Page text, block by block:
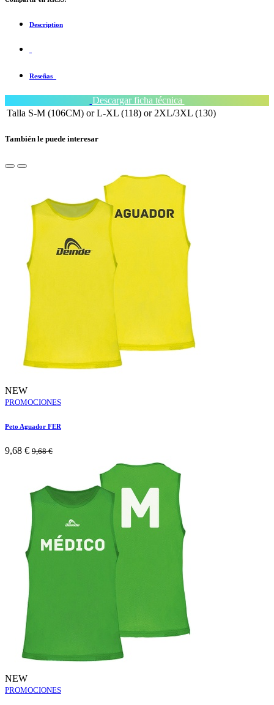
Description
Reseñas
Descargar ficha técnica
Talla S-M (106CM) orL-XL (118) or 2XL/3XL (130)
También le puede interesar
NEW
PROMOCIONES
Peto Aguador FER
9,68 € 9,68€
NEW
PROMOCIONES